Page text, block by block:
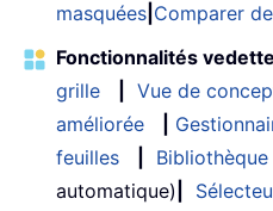
masquées Comparer
Fonctionnalités
grille
Vue de
améliorée
feuilles
automatique)